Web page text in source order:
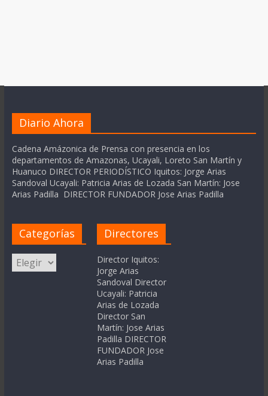
Diario Ahora
Cadena Amázonica de Prensa con presencia en los
departamentos de Amazonas, Ucayali, Loreto San Martín y
Huanuco DIRECTOR PERIODÍSTICO Iquitos: Jorge Arias
Sandoval Ucayali: Patricia Arias de Lozada San Martín: Jose
Arias Padilla DIRECTOR FUNDADOR Jose Arias Padilla
Categorías
Categorías
Directores
Director Iquitos:
Jorge Arias
Sandoval Director
Ucayali: Patricia
Arias de Lozada
Director San
Martín: Jose Arias
Padilla DIRECTOR
FUNDADOR Jose
Arias Padilla